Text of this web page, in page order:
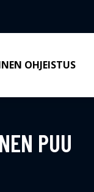
OHJEISTUS
PUU